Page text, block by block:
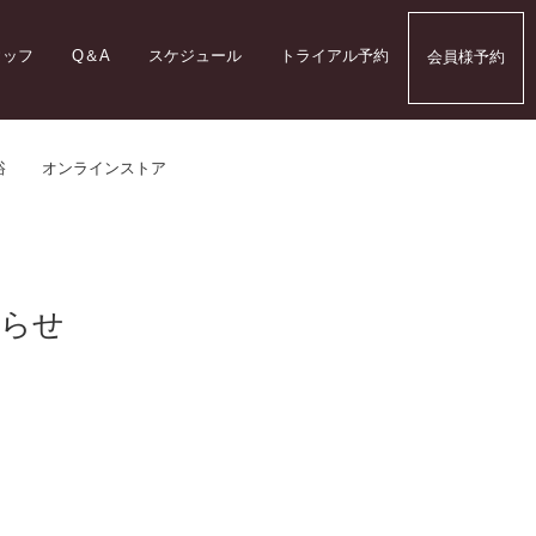
フ Q＆A スケジュール トライアル予約 会員様予約
オンラインストア
せ